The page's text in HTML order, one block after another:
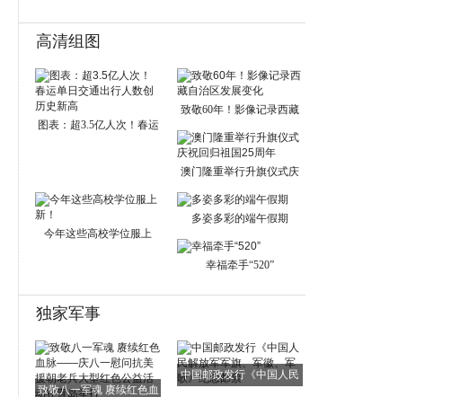
高清组图
图表：超3.5亿人次！春运
致敬60年！影像记录西藏
自治区发展变化
澳门隆重举行升旗仪式庆
祝回归祖国25周
今年这些高校学位服上
多姿多彩的端午假期
幸福牵手“520”
独家军事
致敬八一军魂 赓续红色血
中国邮政发行《中国人民